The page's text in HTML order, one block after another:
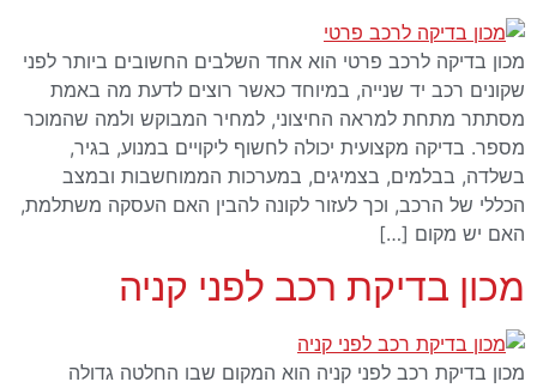
מכון בדיקה לרכב פרטי הוא אחד השלבים החשובים ביותר לפני
שקונים רכב יד שנייה, במיוחד כאשר רוצים לדעת מה באמת
מסתתר מתחת למראה החיצוני, למחיר המבוקש ולמה שהמוכר
מספר. בדיקה מקצועית יכולה לחשוף ליקויים במנוע, בגיר,
בשלדה, בבלמים, בצמיגים, במערכות הממוחשבות ובמצב
הכללי של הרכב, וכך לעזור לקונה להבין האם העסקה משתלמת,
האם יש מקום […]
מכון בדיקת רכב לפני קניה
מכון בדיקת רכב לפני קניה הוא המקום שבו החלטה גדולה